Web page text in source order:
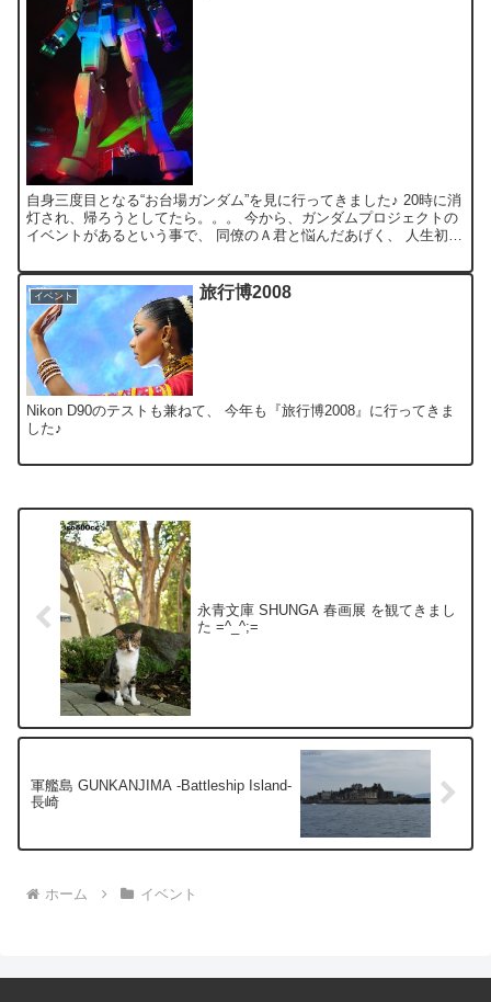
自身三度目となる“お台場ガンダム”を見に行ってきました♪ 20時に消
灯され、帰ろうとしてたら。。。 今から、ガンダムプロジェクトの
イベントがあるという事で、 同僚のＡ君と悩んだあげく、 人生初の
イベント 旅行博2008
Nikon D90のテストも兼ねて、 今年も『旅行博2008』に行ってきま
した♪
永青文庫 SHUNGA 春画展 を観てきまし
た =^_^;=
軍艦島 GUNKANJIMA -Battleship Island-
長崎
ホーム イベント